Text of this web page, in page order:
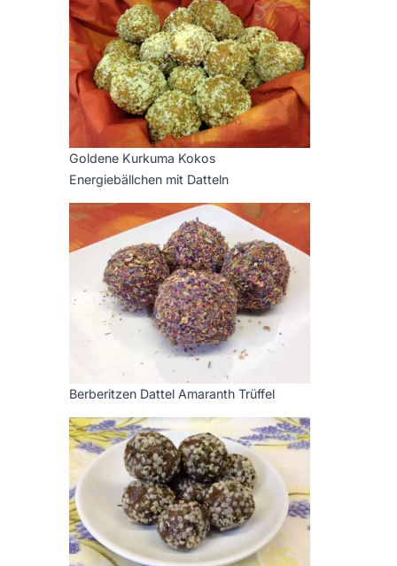
Goldene Kurkuma Kokos
Energiebällchen mit Datteln
Berberitzen Dattel Amaranth Trüffel